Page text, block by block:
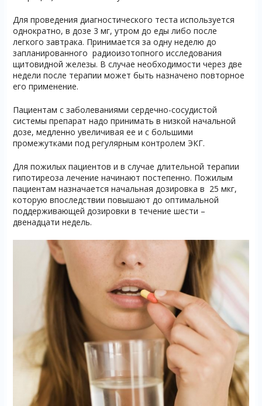
Для проведения диагностического теста используется
однократно, в дозе 3 мг, утром до еды либо после
легкого завтрака. Принимается за одну неделю до
запланированного радиоизотопного исследования
щитовидной железы. В случае необходимости через две
недели после терапии может быть назначено повторное
его применение.
Пациентам с заболеваниями сердечно-сосудистой
системы препарат надо принимать в низкой начальной
дозе, медленно увеличивая ее и с большими
промежутками под регулярным контролем ЭКГ.
Для пожилых пациентов и в случае длительной терапии
гипотиреоза лечение начинают постепенно. Пожилым
пациентам назначается начальная дозировка в 25 мкг,
которую впоследствии повышают до оптимальной
поддерживающей дозировки в течение шести –
двенадцати недель.